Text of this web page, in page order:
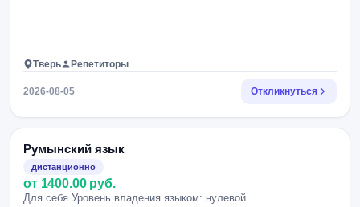
Тверь Репетиторы
2026-08-05 Откликнуться
Румынский язык
дистанционно
от 1400.00 руб.
Для себя Уровень владения языком: нулевой